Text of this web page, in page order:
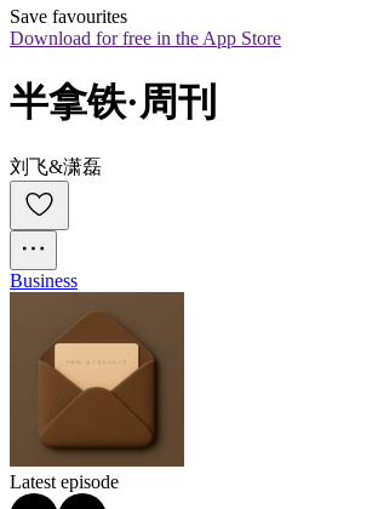
Save favourites
Download for free in the App Store
半拿铁·周刊
刘飞&潇磊
Business
Latest episode